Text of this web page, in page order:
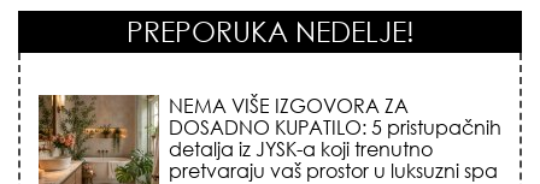
PREPORUKA NEDELJE!
STILISTI SE SLAŽU – OVI NOKTI SU HIT
SEZONE: 5 manikir trendova koji
osvajaju sve poglede i izgledaju
skupo na svačijim rukama!